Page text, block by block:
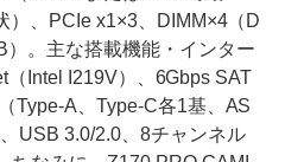
）、PCIe x1×3、DIMM×4（D
。主な搭載機能・インター
Intel I219V）、6Gbps SAT
Type-A、Type-C各1基、AS
USB 3.0/2.0、8チャンネル